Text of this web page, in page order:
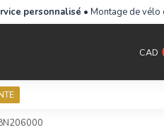
personnalisé • Montage de vélo
CAD